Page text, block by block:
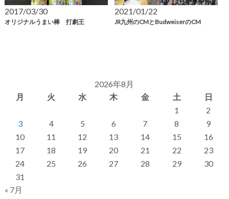
2017/03/30
オリジナルうまい棒 打劇王
2021/01/22
JR九州のCMとBudweiserのCM
2026年8月
月
火 水 木 金 土
日
1
2
3
4 5 6 7 8
9
10
11 12 13 14 15
16
17
18 19 20 21 22
23
24
25 26 27 28 29
30
31
« 7月